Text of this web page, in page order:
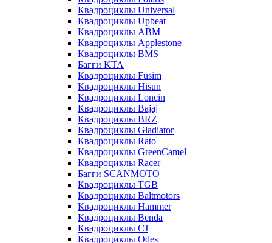
Квадроциклы Universal
Квадроциклы Upbeat
Квадроциклы ABM
Квадроциклы Applestone
Квадроциклы BMS
Багги KTA
Квадроциклы Fusim
Квадроциклы Hisun
Квадроциклы Loncin
Квадроциклы Bajaj
Квадроциклы BRZ
Квадроциклы Gladiator
Квадроциклы Rato
Квадроциклы GreenCamel
Квадроциклы Racer
Багги SCANMOTO
Квадроциклы TGB
Квадроциклы Baltmotors
Квадроциклы Hammer
Квадроциклы Benda
Квадроциклы CJ
Квадроциклы Odes